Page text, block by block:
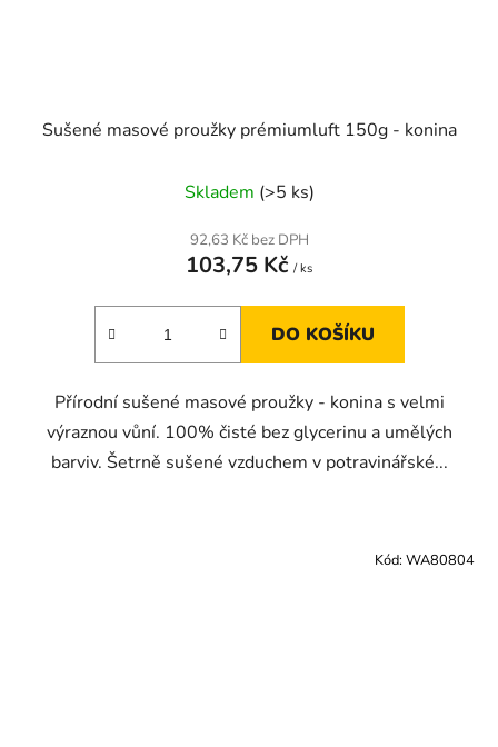
Sušené masové proužky prémiumluft 150g - konina
Skladem (>5 ks)
92,63 Kč bez DPH
103,75 Kč / ks
DO KOŠÍKU
Přírodní sušené masové proužky - konina s velmi
výraznou vůní. 100% čisté bez glycerinu a umělých
barviv. Šetrně sušené vzduchem v potravinářské...
Kód: WA80804